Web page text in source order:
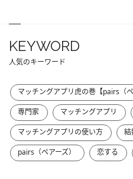
KEYWORD
人気のキーワード
マッチングアプリ虎の巻【pairs（ペ
専門家
マッチングアプリ
マッチングアプリの使い方
結
pairs（ペアーズ）
恋する